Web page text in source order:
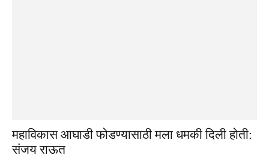
महाविकास आघाडी फोडण्यासाठी मला धमकी दिली होती:
संजय राऊत